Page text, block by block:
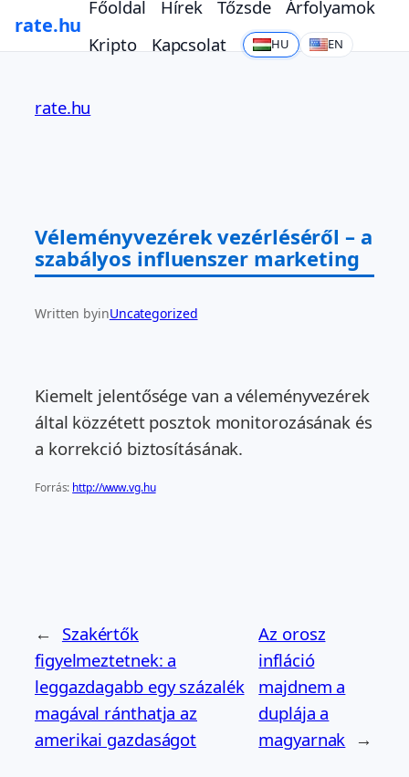
rate.hu
Főoldal Hírek Tőzsde
Árfolyamok
Kripto
Kapcsolat HU EN
tartalomhoz
rate.hu
Véleményvezérek vezérléséről – a
szabályos influenszer marketing
Written byinUncategorized
Kiemelt jelentősége van a véleményvezérek
által közzétett posztok monitorozásának és
a korrekció biztosításának.
Forrás: http://www.vg.hu
← Szakértők
figyelmeztetnek: a
leggazdagabb egy százalék
magával ránthatja az
amerikai gazdaságot
Az orosz
infláció
majdnem a
duplája a
magyarnak →